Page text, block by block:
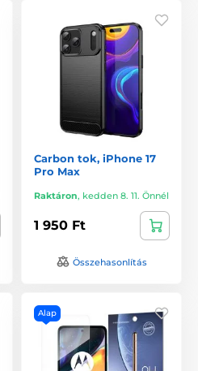
Carbon tok, iPhone 17
Pro Max
Raktáron, kedden 8. 11. Önnél
1 950 Ft
Összehasonlítás
Alap